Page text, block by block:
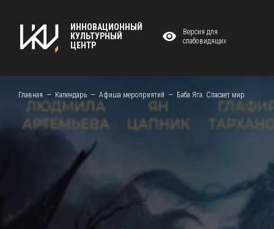
ИННОВАЦИОННЫЙ
КУЛЬТУРНЫЙ
ЦЕНТР
Версия для
слабовидящих
Главная Календарь Афиша мероприятий Баба Яга. Спасает мир